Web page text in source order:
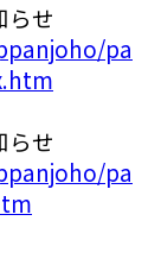
せ
pa
せ
pa